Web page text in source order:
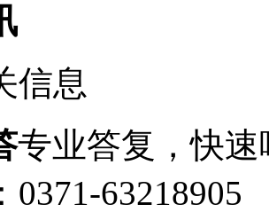
信息
专业答复，快速
0371-63218905